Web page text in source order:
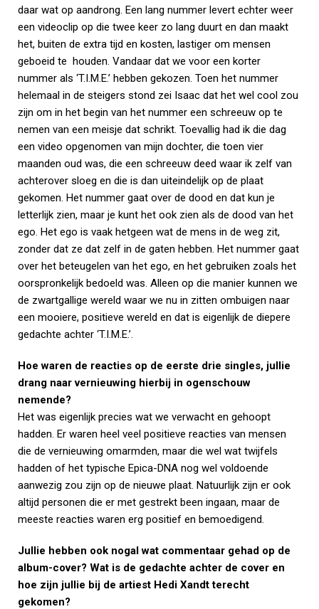
daar wat op aandrong. Een lang nummer levert echter weer
een videoclip op die twee keer zo lang duurt en dan maakt
het, buiten de extra tijd en kosten, lastiger om mensen
geboeid te houden. Vandaar dat we voor een korter
nummer als ‘T.I.M.E.’ hebben gekozen. Toen het nummer
helemaal in de steigers stond zei Isaac dat het wel cool zou
zijn om in het begin van het nummer een schreeuw op te
nemen van een meisje dat schrikt. Toevallig had ik die dag
een video opgenomen van mijn dochter, die toen vier
maanden oud was, die een schreeuw deed waar ik zelf van
achterover sloeg en die is dan uiteindelijk op de plaat
gekomen. Het nummer gaat over de dood en dat kun je
letterlijk zien, maar je kunt het ook zien als de dood van het
ego. Het ego is vaak hetgeen wat de mens in de weg zit,
zonder dat ze dat zelf in de gaten hebben. Het nummer gaat
over het beteugelen van het ego, en het gebruiken zoals het
oorspronkelijk bedoeld was. Alleen op die manier kunnen we
de zwartgallige wereld waar we nu in zitten ombuigen naar
een mooiere, positieve wereld en dat is eigenlijk de diepere
gedachte achter ‘T.I.M.E.’.
Hoe waren de reacties op de eerste drie singles, jullie
drang naar vernieuwing hierbij in ogenschouw
nemende?
Het was eigenlijk precies wat we verwacht en gehoopt
hadden. Er waren heel veel positieve reacties van mensen
die de vernieuwing omarmden, maar die wel wat twijfels
hadden of het typische Epica-DNA nog wel voldoende
aanwezig zou zijn op de nieuwe plaat. Natuurlijk zijn er ook
altijd personen die er met gestrekt been ingaan, maar de
meeste reacties waren erg positief en bemoedigend.
Jullie hebben ook nogal wat commentaar gehad op de
album-cover? Wat is de gedachte achter de cover en
hoe zijn jullie bij de artiest Hedi Xandt terecht
gekomen?